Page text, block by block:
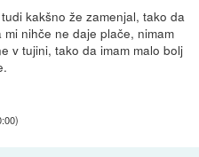
kakšno že zamenjal, tako da
nihče ne daje plače, nimam
v tujini, tako da imam malo bolj
)